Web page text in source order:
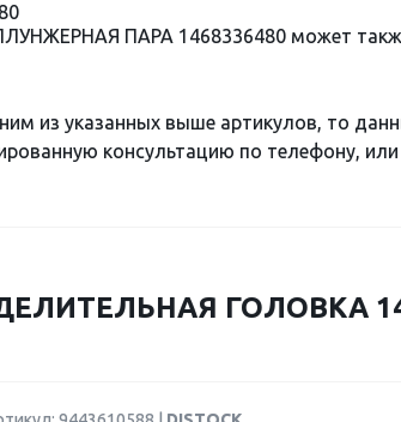
ПАРА 1468336480 может
из указанных выше артикулов, то
консультацию по телефону,
ГОЛОВКА